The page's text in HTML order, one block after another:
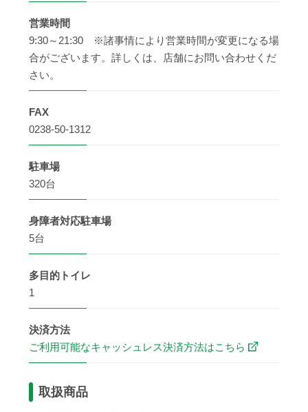
営業時間
9:30～21:30 ※諸事情により営業時間が変更になる場
合がございます。詳しくは、店舗にお問い合わせくだ
さい。
FAX
0238-50-1312
駐車場
320台
身障者対応駐車場
5台
多目的 トイレ
1
決済方法
ご利用可能なキャッシュレス決済方法はこちら
取扱商品